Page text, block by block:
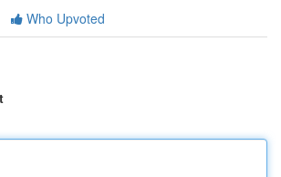
Who Upvoted